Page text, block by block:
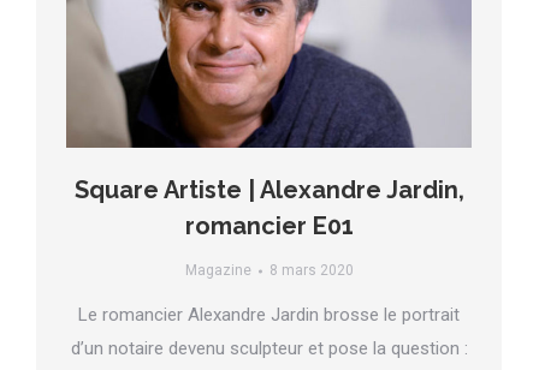
Square Artiste | Alexandre Jardin,
romancier E01
Magazine 8 mars 2020
Le romancier Alexandre Jardin brosse le portrait
d’un notaire devenu sculpteur et pose la question :